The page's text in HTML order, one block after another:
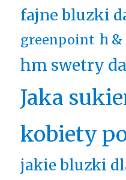
fajne bluzki
greenpoint h
hm swetry
Jaka
kobiety
jakie bluzki